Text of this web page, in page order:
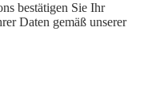
bestätigen Sie Ihr
Daten gemäß unserer